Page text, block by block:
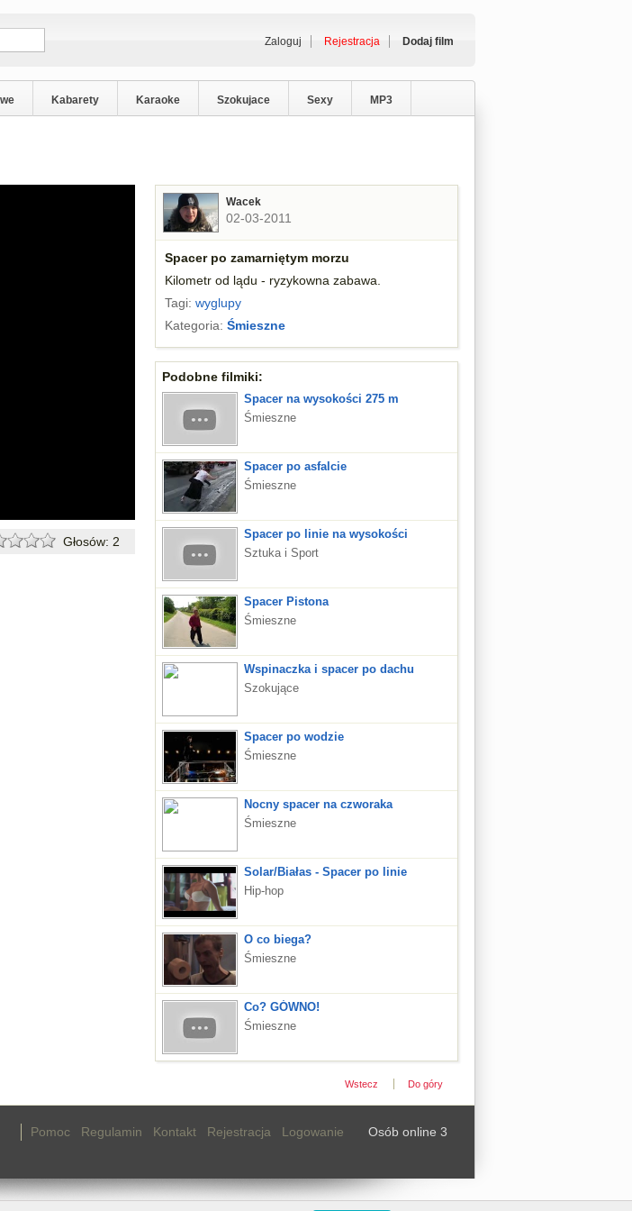
Zaloguj Rejestracja Dodaj film
Kabarety Karaoke Szokujace Sexy MP3
Głosów: 2
Wacek
02-03-2011
Spacer po zamarniętym morzu
Kilometr od lądu - ryzykowna zabawa.
Tagi: wyglupy
Kategoria: Śmieszne
Podobne filmiki:
Spacer na wysokości 275 m
Śmieszne
Spacer po asfalcie
Śmieszne
Spacer po linie na wysokości
Sztuka i Sport
Spacer Pistona
Śmieszne
Wspinaczka i spacer po dachu
Szokujące
Spacer po wodzie
Śmieszne
Nocny spacer na czworaka
Śmieszne
Solar/Białas - Spacer po linie
Hip-hop
O co biega?
Śmieszne
Co? GÓWNO!
Śmieszne
Wstecz Do góry
Pomoc Regulamin Kontakt Rejestracja Logowanie Osób online 3